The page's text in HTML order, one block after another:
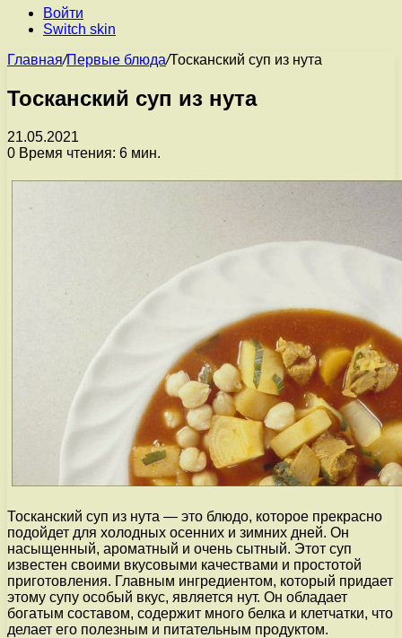
Войти
Switch skin
Главная/Первые блюда/Тосканский суп из нута
Тосканский суп из нута
21.05.2021
0 Время чтения: 6 мин.
Тосканский суп из нута — это блюдо, которое прекрасно
подойдет для холодных осенних и зимних дней. Он
насыщенный, ароматный и очень сытный. Этот суп
известен своими вкусовыми качествами и простотой
приготовления. Главным ингредиентом, который придает
этому супу особый вкус, является нут. Он обладает
богатым составом, содержит много белка и клетчатки, что
делает его полезным и питательным продуктом.